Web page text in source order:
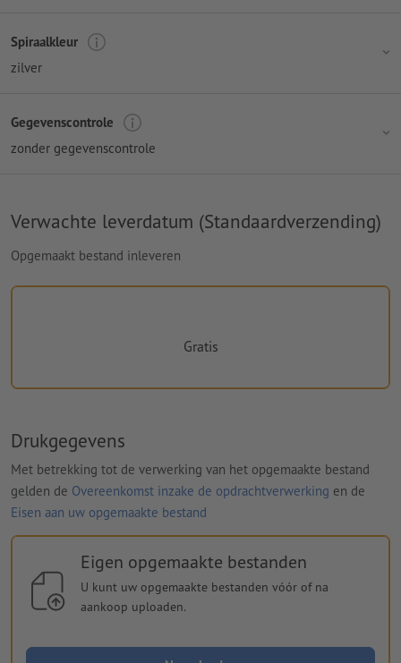
Spiraalkleur
zilver
Gegevenscontrole
zonder gegevenscontrole
Verwachte leverdatum (Standaardverzending)
Opgemaakt bestand inleveren
Gratis
Drukgegevens
Met betrekking tot de verwerking van het opgemaakte bestand
gelden de Overeenkomst inzake de opdrachtverwerking en de
Eisen aan uw opgemaakte bestand
Eigen opgemaakte bestanden
U kunt uw opgemaakte bestanden vóór of na
aankoop uploaden.